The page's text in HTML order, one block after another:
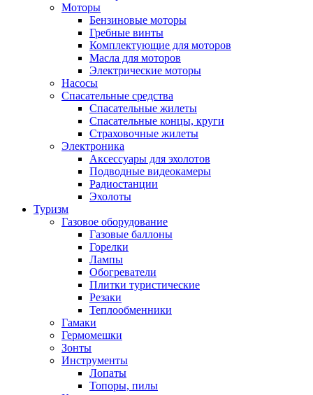
Моторы
Бензиновые моторы
Гребные винты
Комплектующие для моторов
Масла для моторов
Электрические моторы
Насосы
Спасательные средства
Спасательные жилеты
Спасательные концы, круги
Страховочные жилеты
Электроника
Аксессуары для эхолотов
Подводные видеокамеры
Радиостанции
Эхолоты
Туризм
Газовое оборудование
Газовые баллоны
Горелки
Лампы
Обогреватели
Плитки туристические
Резаки
Теплообменники
Гамаки
Гермомешки
Зонты
Инструменты
Лопаты
Топоры, пилы